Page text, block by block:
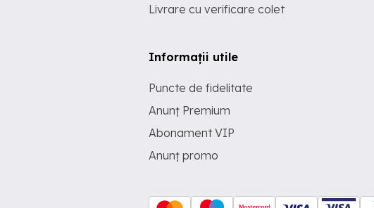
Livrare cu verificare colet
Informații utile
Puncte de fidelitate
Anunț Premium
Abonament VIP
Anunț promo